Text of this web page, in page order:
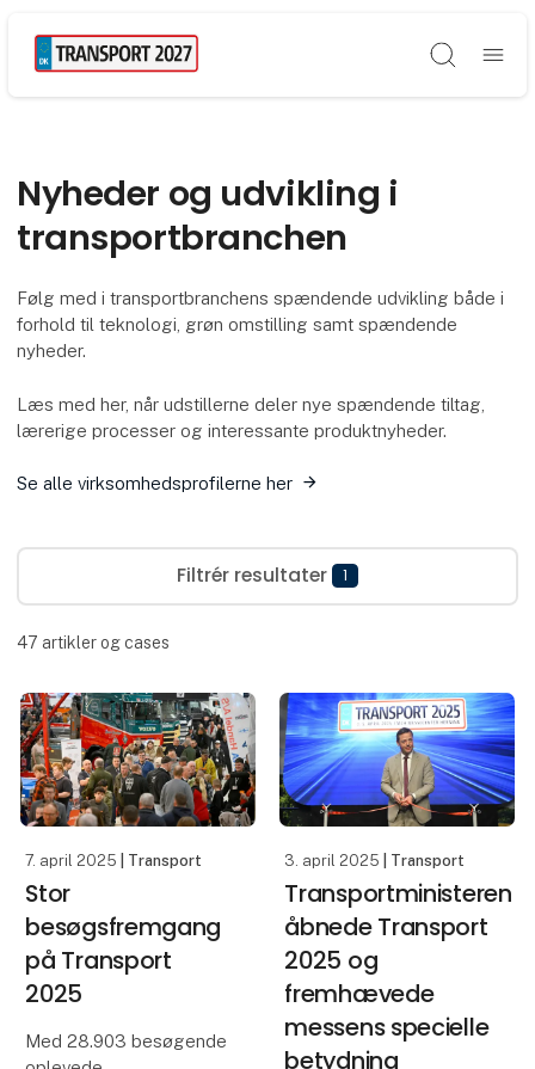
Søg
Nyheder og udvikling i
transportbranchen
Følg med i transportbranchens spændende udvikling både i
forhold til teknologi, grøn omstilling samt spændende
nyheder.
Læs med her, når udstillerne deler nye spændende tiltag,
lærerige processer og interessante produktnyheder.
Se alle virksomhedsprofilerne her
Filtrér resultater 1
47 artikler og cases
7. april 2025 | Transport
Stor
besøgsfremgang
på Transport
2025
Med 28.903 besøgende
3. april 2025 | Transport
Transportministeren
åbnede Transport
2025 og
fremhævede
messens specielle
betydning